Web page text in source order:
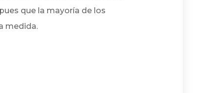
que la mayoría de los
medida.